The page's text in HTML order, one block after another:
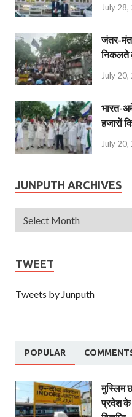
July
जंतर-
निकलते
July
भारत-
हजारों
July
JUNPUTH ARCHIVES
TWEET
Tweets by Junputh
POPULAR
मुस्लिम
प्रदेश के